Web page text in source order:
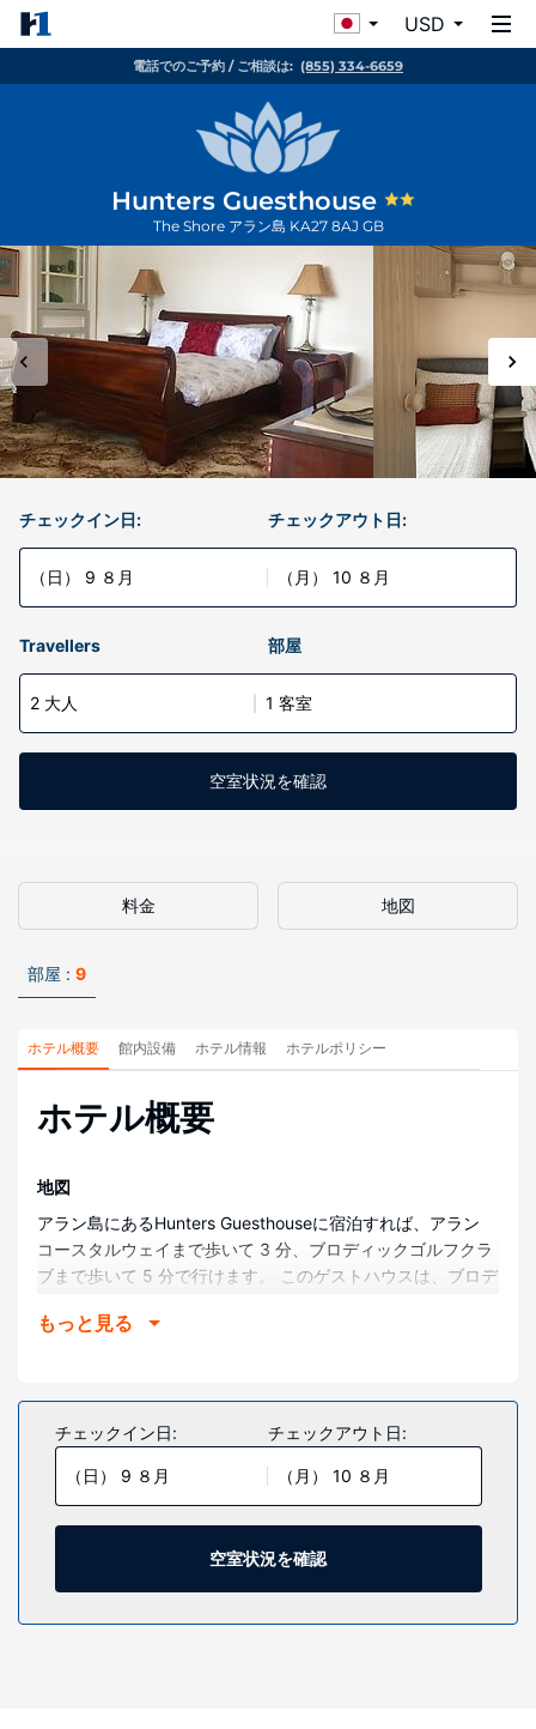
USD
電話でのご予約 / ご相談は: (855) 334-6659
Hunters Guesthouse
The Shore アラン島 KA27 8AJ GB
チェックイン日:
（日） 9 ８月
チェックアウト日:
（月） 10 ８月
Travellers 部屋
2 大人 1 客室
空室状況を確認
料金 地図
部屋 : 9
ホテル概要 館内設備 ホテル情報 ホテルポリシー
ホテル概要
地図
アラン島にあるHunters Guesthouseに宿泊すれば、アラン
コースタルウェイまで歩いて 3 分、ブロディックゴルフクラ
ブまで歩いて 5 分で行けます。 このゲストハウスは、ブロデ
km、アラン ヘリテージ博物館まで 1.3 km の場所にありま
全部で 9 室ある客室で、おくつろぎください。
テラスからの眺めを楽しみ、WiFi (無料)などをお使いいただ
けます。
ドライクリーニング / ランドリー サービス、荷物保管サービ
スをご活用いただけます。
もっと見る
チェックイン日:
（日） 9 ８月
チェックアウト日:
（月） 10 ８月
空室状況を確認